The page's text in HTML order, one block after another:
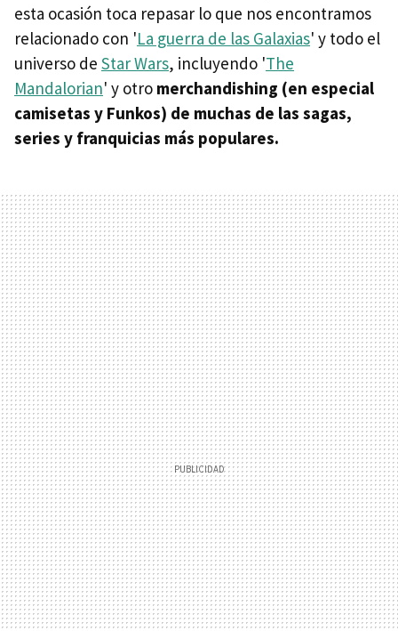
esta ocasión toca repasar lo que nos encontramos
relacionado con 'La guerra de las Galaxias' y todo el
universo de Star Wars, incluyendo 'The
Mandalorian' y otro merchandishing (en especial
camisetas y Funkos) de muchas de las sagas,
series y franquicias más populares.